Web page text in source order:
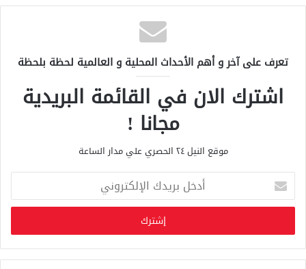
تعرف على آخر و أهم الأحداث المحلية و العالمية لحظة بلحظة
اشترك الان في القائمة البريدية
مجانا !
موقع النيل ٢٤ الحصري علي مدار الساعة
خ
ب
ر
ي